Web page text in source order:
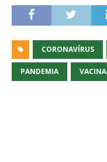
CORONAVÍRUS
PANDEMIA VACINA